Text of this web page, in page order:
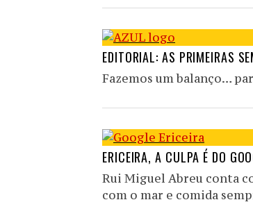
EDITORIAL: AS PRIMEIRAS
Fazemos um balanço…
ERICEIRA, A CULPA É DO
Rui Miguel Abreu conta
com o mar e comida